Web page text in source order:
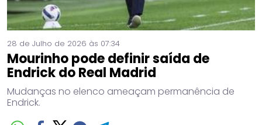
28 de Julho de 2026 às 07:34
Mourinho pode definir saída de
Endrick do Real Madrid
Mudanças no elenco ameaçam permanência de
Endrick.